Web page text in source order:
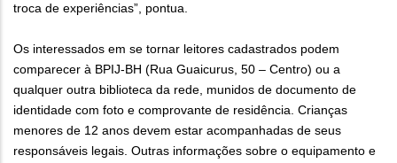
troca de experiências”, pontua.
Os interessados em se tornar leitores cadastrados podem
comparecer à BPIJ-BH (Rua Guaicurus, 50 – Centro) ou a
qualquer outra biblioteca da rede, munidos de documento de
identidade com foto e comprovante de residência. Crianças
menores de 12 anos devem estar acompanhadas de seus
responsáveis legais. Outras informações sobre o equipamento e